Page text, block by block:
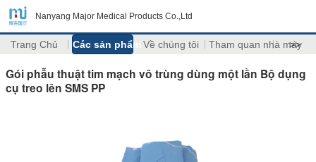
Nanyang Major Medical Products Co.,Ltd
Trang Chủ Các sản phẩm Về chúng tôi Tham quan nhà máy
>>
Gói phẫu thuật tim mạch vô trùng dùng một lần Bộ dụng
cụ treo lên SMS PP